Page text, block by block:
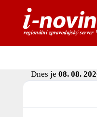
Dnes je 08. 08.